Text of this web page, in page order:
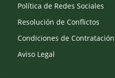
Política de Redes Sociales
Resolución de Conflictos
Condiciones de Contratación
Aviso Legal